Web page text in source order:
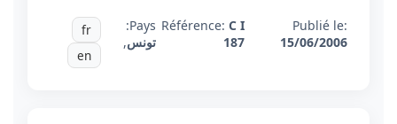
Publié le:
15/06/2006
Référence: C I
187
Pays:
تونس,
fr
en